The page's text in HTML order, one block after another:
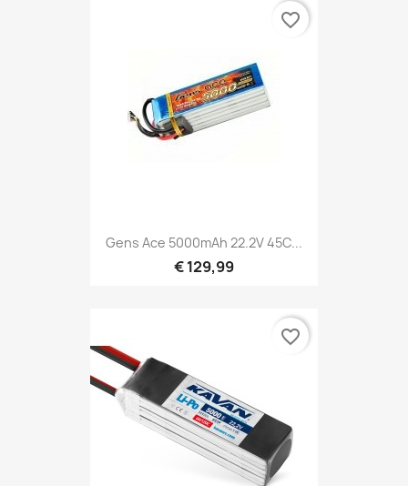
Gens Ace 5000mAh 22.2V 45C...
€ 129,99
favorite_border
favorite_border